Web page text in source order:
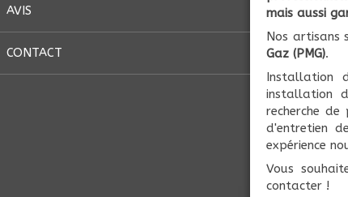
AVIS
CONTACT
mais aussi
Nos artisans
Gaz (PMG).
Installation
installation
recherche
d'entretien
expérience
Vous
contacter !